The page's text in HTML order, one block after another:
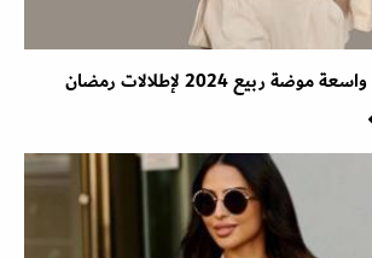
ربيع 2024 لإطلالات رمضان